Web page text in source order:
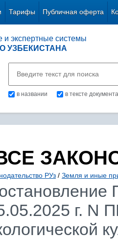
Тарифы Публичная оферта
экспертные системы
УЗБЕКИСТАНА
в названии в тексте документа
РУз / Земля и иные
г. N